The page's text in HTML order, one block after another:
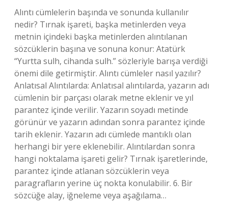
Alıntı cümlelerin başında ve sonunda kullanılır
nedir? Tırnak işareti, başka metinlerden veya
metnin içindeki başka metinlerden alıntılanan
sözcüklerin başına ve sonuna konur: Atatürk
“Yurtta sulh, cihanda sulh.” sözleriyle barışa verdiği
önemi dile getirmiştir. Alıntı cümleler nasıl yazılır?
Anlatısal Alıntılarda: Anlatısal alıntılarda, yazarın adı
cümlenin bir parçası olarak metne eklenir ve yıl
parantez içinde verilir. Yazarın soyadı metinde
görünür ve yazarın adından sonra parantez içinde
tarih eklenir. Yazarın adı cümlede mantıklı olan
herhangi bir yere eklenebilir. Alıntılardan sonra
hangi noktalama işareti gelir? Tırnak işaretlerinde,
parantez içinde atlanan sözcüklerin veya
paragrafların yerine üç nokta konulabilir. 6. Bir
sözcüğe alay, iğneleme veya aşağılama…